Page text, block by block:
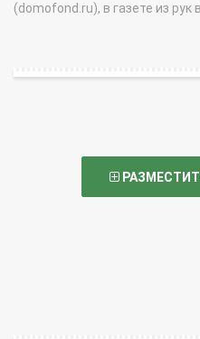
(domofond.ru), в газете из рук